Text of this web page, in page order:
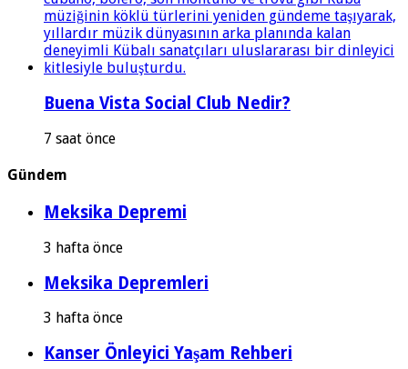
Buena Vista Social Club Nedir?
7 saat önce
Gündem
Meksika Depremi
3 hafta önce
Meksika Depremleri
3 hafta önce
Kanser Önleyici Yaşam Rehberi